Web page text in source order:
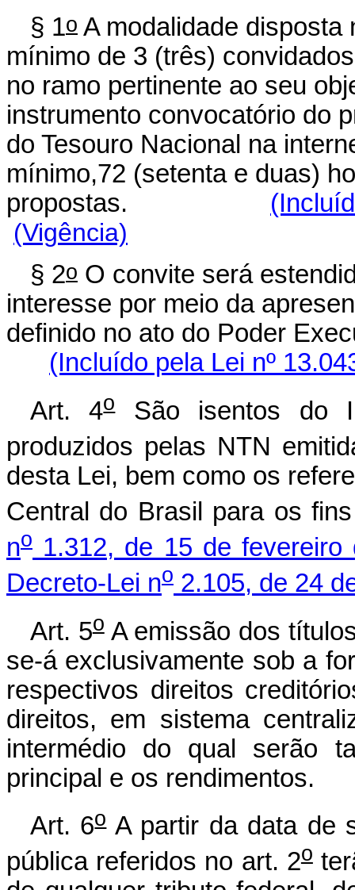
§ 1o A modalidade
mínimo de 3 (três)
no ramo pertinente ao seu
instrumento convocatório do
do Tesouro Nacional na
mínimo,72 (setenta e duas)
propostas.
(Vigência)
§ 2o O convite será
interesse por meio da
definido no ato do Poder
(Incluído pela Lei nº
Art. 4oSão isentos do
produzidos pelas NTN
desta Lei, bem como os
Central do Brasil para os
no 1.312, de 15 de fevereiro
Decreto-Lei no 2.105, de 24
Art. 5oA emissão dos
se-á exclusivamente sob a
respectivos direitos
direitos, em sistema
intermédio do qual serão
principal e os rendimentos.
Art. 6oA partir da data de
pública referidos no art. 2o